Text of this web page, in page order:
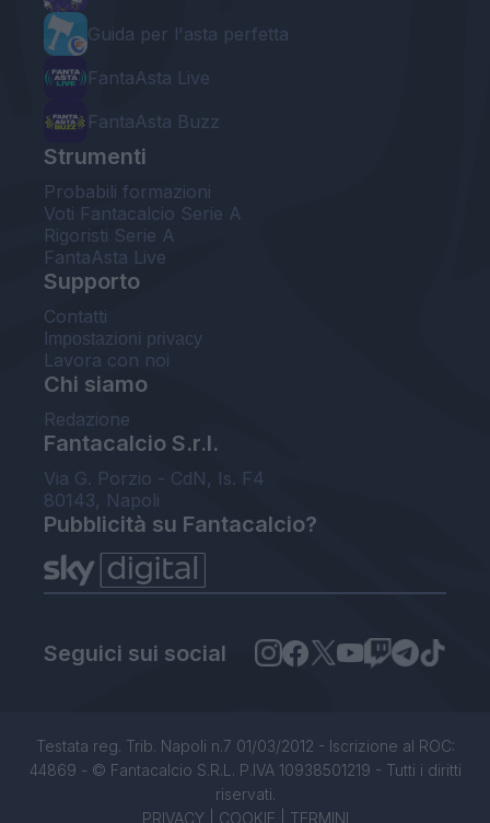
Guida per l'asta perfetta
FantaAsta Live
FantaAsta Buzz
Strumenti
Probabili formazioni
Voti Fantacalcio Serie A
Rigoristi Serie A
FantaAsta Live
Supporto
Contatti
Impostazioni privacy
Lavora con noi
Chi siamo
Redazione
Fantacalcio S.r.l.
Via G. Porzio - CdN, Is. F4
80143, Napoli
Pubblicità su Fantacalcio?
Seguici sui social
Testata reg. Trib. Napoli n.7 01/03/2012 - Iscrizione al ROC:
44869 - © Fantacalcio S.R.L. P.IVA 10938501219 - Tutti i diritti
riservati.
PRIVACY| COOKIE TERMINI